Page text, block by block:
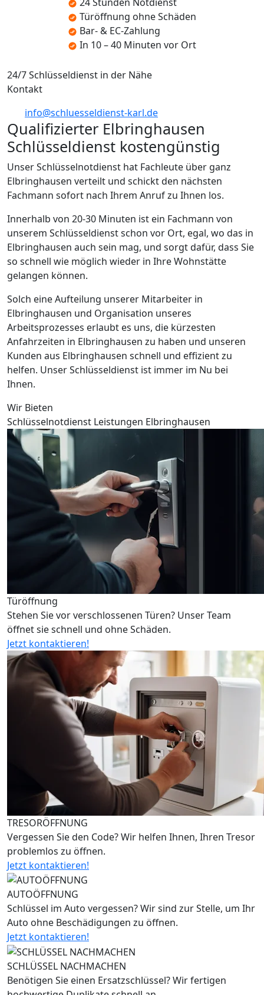
24 Stunden Notdienst
Türöffnung ohne Schäden
Bar- & EC-Zahlung
In 10 – 40 Minuten vor Ort
24/7 Schlüsseldienst in der Nähe
Kontakt
info@schluesseldienst-karl.de
Qualifizierter Elbringhausen
Schlüsseldienst kostengünstig
Unser Schlüsselnotdienst hat Fachleute über ganz
Elbringhausen verteilt und schickt den nächsten
Fachmann sofort nach Ihrem Anruf zu Ihnen los.
Innerhalb von 20-30 Minuten ist ein Fachmann von
unserem Schlüsseldienst schon vor Ort, egal, wo das in
Elbringhausen auch sein mag, und sorgt dafür, dass Sie
so schnell wie möglich wieder in Ihre Wohnstätte
gelangen können.
Solch eine Aufteilung unserer Mitarbeiter in
Elbringhausen und Organisation unseres
Arbeitsprozesses erlaubt es uns, die kürzesten
Anfahrzeiten in Elbringhausen zu haben und unseren
Kunden aus Elbringhausen schnell und effizient zu
helfen. Unser Schlüsseldienst ist immer im Nu bei
Ihnen.
Wir Bieten
Schlüsselnotdienst Leistungen Elbringhausen
Türöffnung
Stehen Sie vor verschlossenen Türen? Unser Team
öffnet sie schnell und ohne Schäden.
Jetzt kontaktieren!
TRESORÖFFNUNG
Vergessen Sie den Code? Wir helfen Ihnen, Ihren Tresor
problemlos zu öffnen.
Jetzt kontaktieren!
AUTOÖFFNUNG
Schlüssel im Auto vergessen? Wir sind zur Stelle, um Ihr
Auto ohne Beschädigungen zu öffnen.
Jetzt kontaktieren!
SCHLÜSSEL NACHMACHEN
Benötigen Sie einen Ersatzschlüssel? Wir fertigen